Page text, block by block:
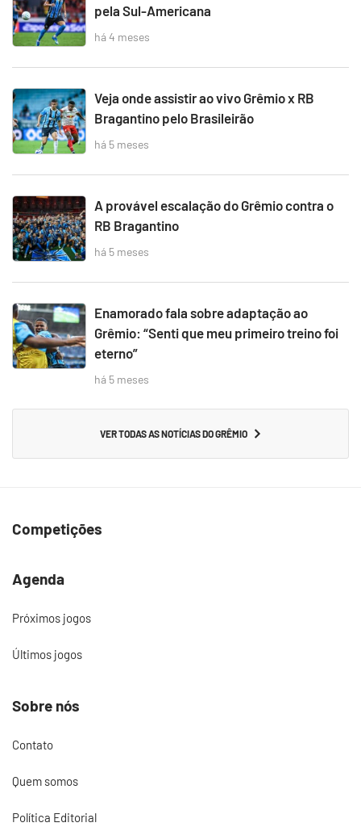
pela Sul-Americana
há 4 meses
Veja onde assistir ao vivo Grêmio x RB
Bragantino pelo Brasileirão
há 5 meses
A provável escalação do Grêmio contra o
RB Bragantino
há 5 meses
Enamorado fala sobre adaptação ao
Grêmio: “Senti que meu primeiro treino foi
eterno”
há 5 meses
VER TODAS AS NOTÍCIAS DO GRÊMIO
Competições
Agenda
Próximos jogos
Últimos jogos
Sobre nós
Contato
Quem somos
Política Editorial